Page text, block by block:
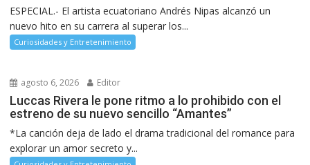
ESPECIAL.- El artista ecuatoriano Andrés Nipas alcanzó un
nuevo hito en su carrera al superar los...
Curiosidades y Entretenimiento
agosto 6, 2026 Editor
Luccas Rivera le pone ritmo a lo prohibido con el
estreno de su nuevo sencillo “Amantes”
*La canción deja de lado el drama tradicional del romance para
explorar un amor secreto y...